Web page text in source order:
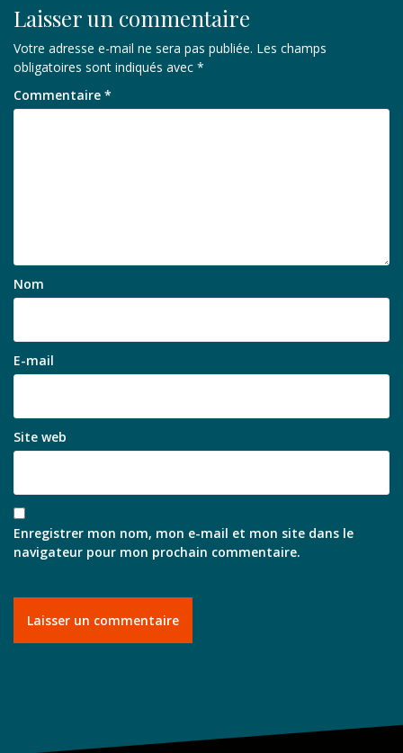
Laisser un commentaire
Votre adresse e-mail ne sera pas publiée. Les champs
obligatoires sont indiqués avec *
Commentaire *
Nom
E-mail
Site web
Enregistrer mon nom, mon e-mail et mon site dans le
navigateur pour mon prochain commentaire.